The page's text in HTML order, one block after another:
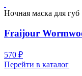
Ночная маска для губ
Fraijour
570 ₽
Перейти в каталог